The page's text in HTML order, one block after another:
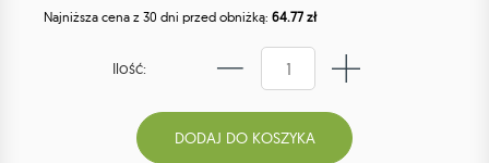
Najniższa cena z 30 dni przed obniżką: 64.77 zł
Ilość: